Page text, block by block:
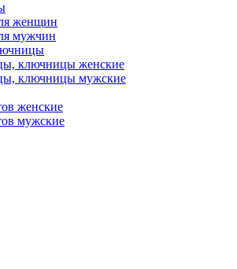
женщин
мужчин
ключницы женские
ключницы мужские
женские
мужские